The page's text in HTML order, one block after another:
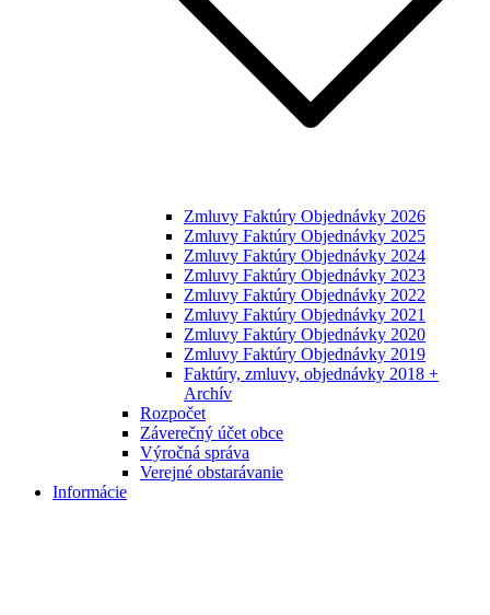
Zmluvy Faktúry Objednávky 2026
Zmluvy Faktúry Objednávky 2025
Zmluvy Faktúry Objednávky 2024
Zmluvy Faktúry Objednávky 2023
Zmluvy Faktúry Objednávky 2022
Zmluvy Faktúry Objednávky 2021
Zmluvy Faktúry Objednávky 2020
Zmluvy Faktúry Objednávky 2019
Faktúry, zmluvy, objednávky 2018 +
Archív
Rozpočet
Záverečný účet obce
Výročná správa
Verejné obstarávanie
Informácie